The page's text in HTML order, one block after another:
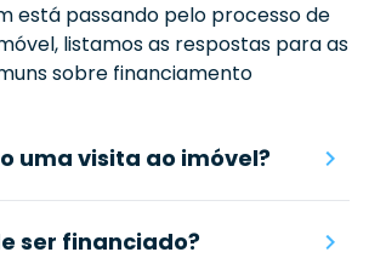
está passando pelo processo de
listamos as respostas para as
sobre financiamento
uma visita ao imóvel?
ser financiado?